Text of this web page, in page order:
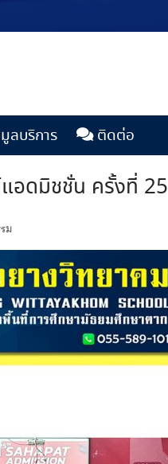
ลบริการ ติดต่อ
อดมิชชั่น ครั้งที่ 25
ม